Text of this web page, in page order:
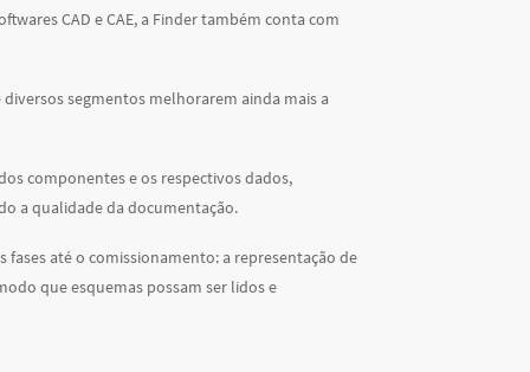
CAD e CAE, a Finder também conta com
segmentos melhorarem ainda mais a
componentes e os respectivos dados,
a qualidade da documentação.
até o comissionamento: a representação de
que esquemas possam ser lidos e